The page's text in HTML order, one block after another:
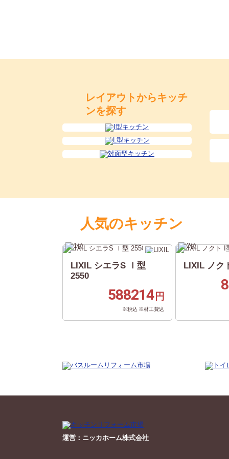
レイアウトからキッチ
ンを探す
人気のキッチン
LIXIL シエラS Ｉ型
2550
588214 円
※税込 ※材工費込
LIXIL ノク
運営：ニッカホーム株式会社